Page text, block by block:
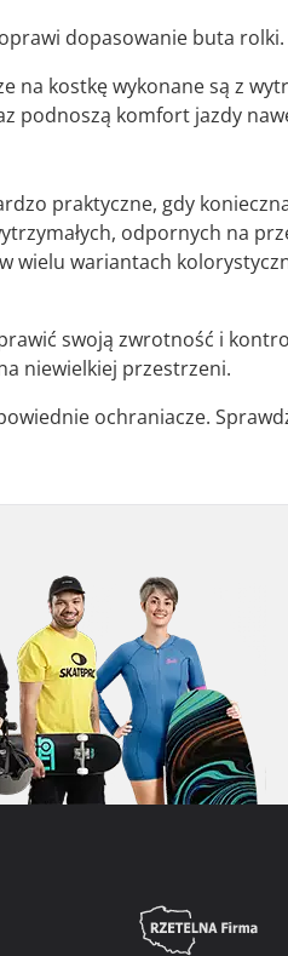
dopasowanie buta rolki.
na kostkę wykonane są z
komfort jazdy
praktyczne, gdy
odpornych na
wielu wariantach
swoją zwrotność i
niewielkiej przestrzeni.
ochraniacze.